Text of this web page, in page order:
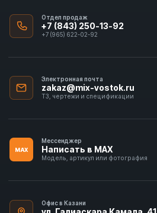
Отдел продаж
+7 (843) 250-13-92
+7 (965) 622-02-92
Электронная почта
zakaz@mix-vostok.ru
ТЗ, чертежи и спецификации
MAX
Мессенджер
Написать в MAX
Модель, артикул или фотография
Офис в Казани